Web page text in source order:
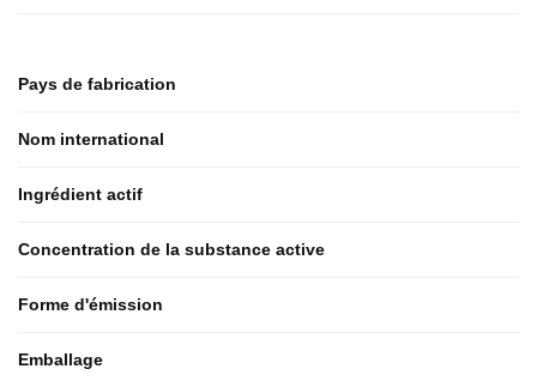
Pays de fabrication
Nom international
Ingrédient actif
Concentration de la substance active
Forme d'émission
Emballage